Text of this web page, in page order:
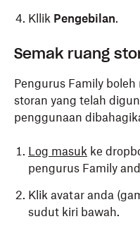
Kllik Pengebilan.
Semak ruang
Pengurus Family
storan yang telah
penggunaan
Log masuk ke
pengurus Family
Klik avatar anda
sudut kiri bawah.